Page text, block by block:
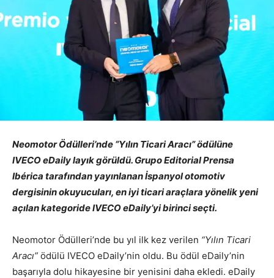
Neomotor Ödülleri’nde “Yılın Ticari Aracı” ödülüne
IVECO eDaily layık görüldü. Grupo Editorial Prensa
Ibérica tarafından yayınlanan İspanyol otomotiv
dergisinin okuyucuları, en iyi ticari araçlara yönelik yeni
açılan kategoride IVECO eDaily’yi birinci seçti.
Neomotor Ödülleri’nde bu yıl ilk kez verilen “Yılın Ticari
Aracı” ödülü IVECO eDaily’nin oldu. Bu ödül eDaily’nin
başarıyla dolu hikayesine bir yenisini daha ekledi. eDaily